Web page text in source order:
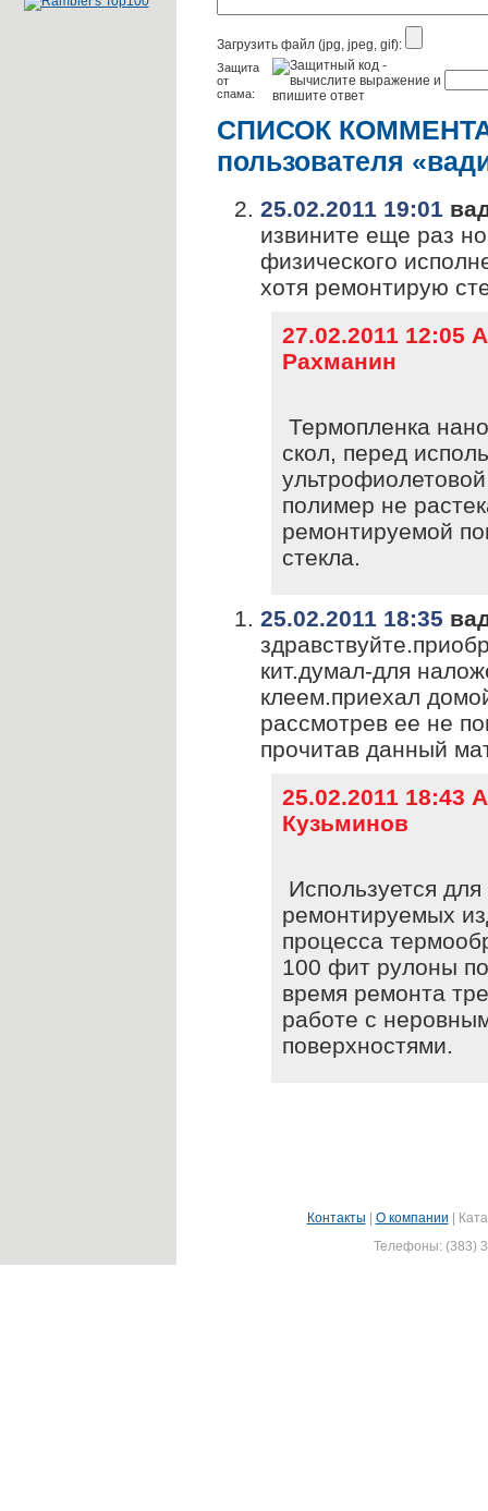
Загрузить файл (jpg, jpeg, gif):
Защита
от
спама:
СПИСОК
пользователя
25.02.2011 19:01
извините еще раз
физического
хотя ремонтирую
27.02.2011 12:05
Рахманин
Термопленка
скол, перед
полимер не
ремонтируемой
стекла.
25.02.2011 18:35
кит.думал-для
клеем.приехал
рассмотрев ее не
прочитав данный
25.02.2011 18:43
Кузьминов
Используется
ремонтируемых
процесса
100 фит рулоны
время ремонта
работе с
поверхностями.
Контакты О компании
Телефоны: (383)